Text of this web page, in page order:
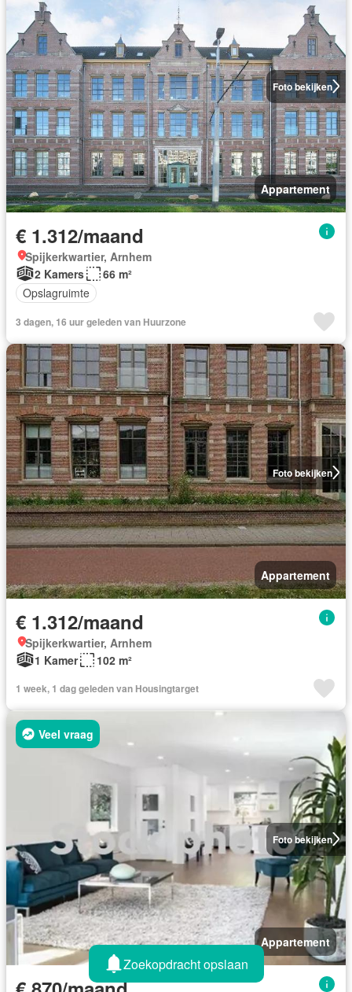
Foto bekijken
Appartement
€ 1.312/maand
Spijkerkwartier, Arnhem
2 Kamers
66 m²
Opslagruimte
3 dagen, 16 uur geleden van Huurzone
Foto bekijken
Appartement
€ 1.312/maand
Spijkerkwartier, Arnhem
1 Kamer
102 m²
1 week, 1 dag geleden van Housingtarget
Foto bekijken
Veel vraag
Appartement
Zoekopdracht opslaan